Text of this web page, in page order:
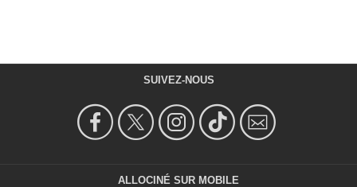
SUIVEZ-NOUS
ALLOCINÉ SUR MOBILE